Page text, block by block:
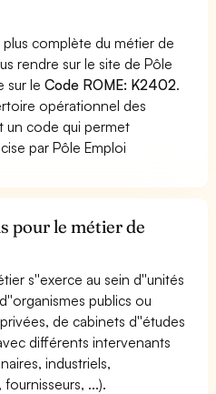
complète du métier de
rendre sur le site de Pôle
sur leCode ROME: K2402.
opérationnel des
un code qui permet
par Pôle Emploi
pour le métier de
s''exerce au sein d''unités
publics ou
de cabinets d''études
différents intervenants
industriels,
...).